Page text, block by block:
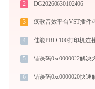
2 DG20260630102406
3 疯歌音效平台VST插件
4
5 错误码0xc0000022解决
6 错误码0xc0000020快速